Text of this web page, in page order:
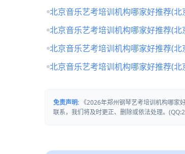
北京音乐艺考培训机构哪家好推荐(
北京音乐艺考培训机构哪家好推荐(
北京音乐艺考培训机构哪家好推荐(
北京音乐艺考培训机构哪家好推荐(
免责声明: 《2026年郑州钢琴艺考培训机构哪家
联系，我们将及时更正、删除或依法处理。